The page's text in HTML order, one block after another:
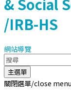
& Social
/IRB-HS
網站導覽
主選單
關閉選單/close menu